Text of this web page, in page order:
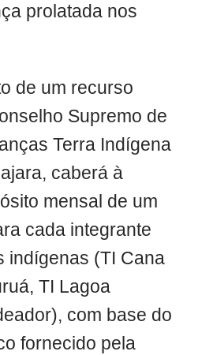
prolatada nos
de um recurso
Supremo de
Terra Indígena
caberá à
mensal de um
cada integrante
indígenas (TI Cana
TI Lagoa
com base do
fornecido pela